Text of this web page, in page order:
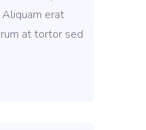
erat
at tortor sed